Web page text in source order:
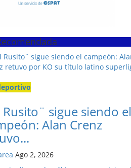
Rusito¨ sigue siendo el
Alan Crenz
Ago 2, 2026